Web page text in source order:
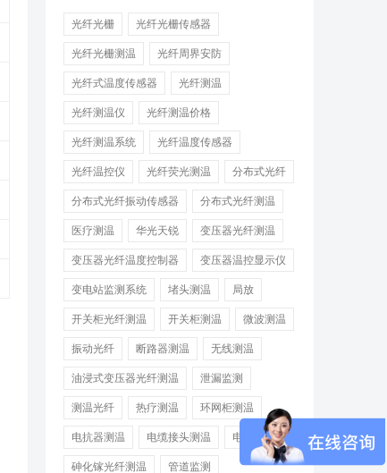
光纤光栅 光纤光栅传感器
光纤光栅测温 光纤周界安防
光纤式温度传感器 光纤测温
光纤测温仪 光纤测温价格
光纤测温系统 光纤温度传感器
光纤温控仪 光纤荧光测温 分布式光纤
分布式光纤振动传感器 分布式光纤测温
医疗测温 华光天锐 变压器光纤测温
变压器光纤温度控制器 变压器温控显示仪
变电站监测系统 堵头测温 局放
开关柜光纤测温 开关柜测温 微波测温
振动光纤 断路器测温 无线测温
油浸式变压器光纤测温 泄漏监测
测温光纤 热疗测温 环网柜测温
电抗器测温 电缆接头测温 电缆测温
砷化镓光纤测温 管道监测